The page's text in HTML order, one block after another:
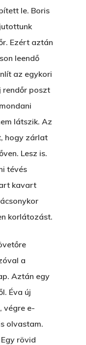
le. Boris
Ezért aztán
leendő
az egykori
rendőr poszt
látszik. Az
hogy zárlat
Lesz is.
tévés
kavart
korlátozást.
a
Aztán egy
Éva új
végre e-
olvastam.
rövid